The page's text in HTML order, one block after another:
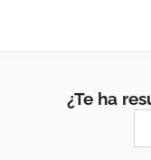
¿Te ha